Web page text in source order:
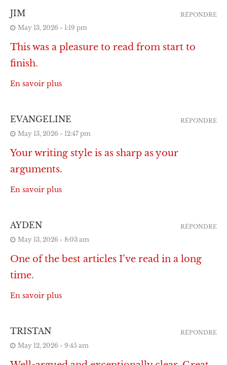
JIM
May 13, 2026 - 1:19 pm
This was a pleasure to read from start to
finish.
En savoir plus
RÉPONDRE
EVANGELINE
May 13, 2026 - 12:47 pm
Your writing style is as sharp as your
arguments.
En savoir plus
RÉPONDRE
AYDEN
May 13, 2026 - 8:03 am
One of the best articles I’ve read in a long
time.
En savoir plus
RÉPONDRE
TRISTAN
May 12, 2026 - 9:45 am
RÉPONDRE